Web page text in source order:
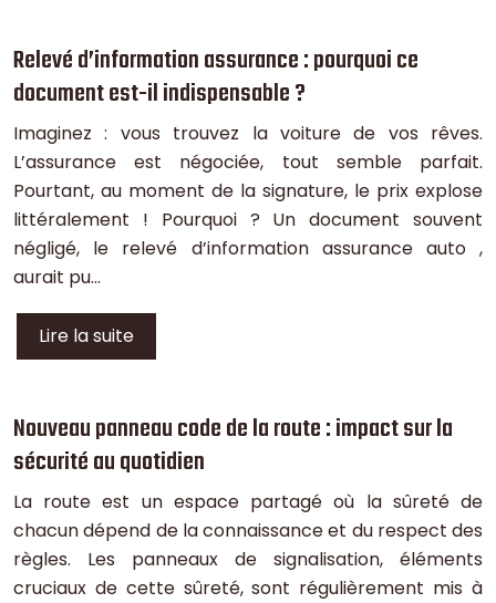
Relevé d’information assurance : pourquoi ce
document est-il indispensable ?
Imaginez : vous trouvez la voiture de vos rêves.
L’assurance est négociée, tout semble parfait.
Pourtant, au moment de la signature, le prix explose
littéralement ! Pourquoi ? Un document souvent
négligé, le relevé d’information assurance auto ,
aurait pu…
Lire la suite
Nouveau panneau code de la route : impact sur la
sécurité au quotidien
La route est un espace partagé où la sûreté de
chacun dépend de la connaissance et du respect des
règles. Les panneaux de signalisation, éléments
cruciaux de cette sûreté, sont régulièrement mis à